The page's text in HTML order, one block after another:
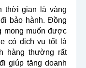
thời gian là vàng
bảo hành. Đồng
mong muốn được
có dịch vụ tốt là
hàng thường rất
giúp tăng doanh